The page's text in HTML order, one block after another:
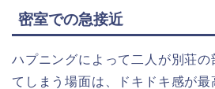
密室での急接近
ハプニングによって二人が別荘
てしまう場面は、ドキドキ感が